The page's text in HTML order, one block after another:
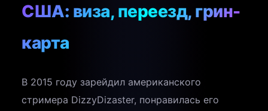
США: виза, переезд, грин-
карта
В 2015 году зарейдил американского
стримера DizzyDizaster, понравилась его